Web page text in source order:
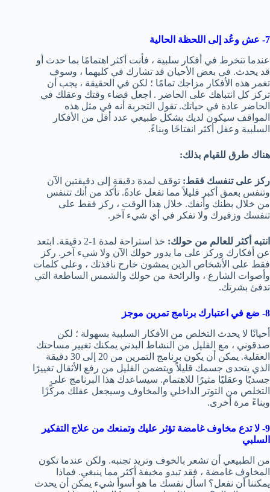
7- عش وعُد إلى اللحظة الحالية
عندما تنخرط في أفكار سلبية ، فأنت أكثر اهتمامًا بما حدث أو
قد يحدث. في بعض الأحيان قد تشارك في كليهما ، وسوف
تغمر هذه الأفكار مزاجك تمامًا ؛ لكن في الحقيقة ، يجب أن
تركز كل انتباهك على الحاضر . اجعل قضاء وقتك وعقلك في
الحاضر عادة في حياتك. تقول التجربة أنه في مثل هذه
المواقف سيكون لديك بشكل طبيعي عدد أقل من الأفكار
السلبية وعقل أكثر انفتاحًا وبناءً.
هناك طرق للقيام بذلك:
ركز على تنفسك فقط: توقف لمدة دقيقة إلى دقيقتين الآن
وتنفس بعمق أكبر قليلاً مما تفعل عادةً. تأكد من أنك تتنفس
من خلال بطنك وأنفك. خلال هذا الوقت ، ركز فقط على
تنفسك وزفيرك ولا تفكر في أي شيء آخر.
انتبه أكثر للعالم من حولك:
خذ استراحة لمدة 1-2 دقيقة. ابتعد
عن أفكارك وركز على ما يدور حولك الآن ولا شيء آخر. ركز
فقط على الأشخاص الذين يمشون خارج نافذتك ، وعلى كلمات
وأصوات الشارع ، والرائحة من حولك والشمس الساطعة التي
تدفئ بشرتك.
8- ضع في اعتبارك برنامج تمرين موجز
أحيانًا لا يحدث التخلص من الأفكار السلبية بسهولة ؛ لكن
صدقوني ، مع القليل من النشاط البدني يمكنك تغيير مساحتك
العقلية. يمكن أن يكون برنامج التمرين من 20 إلى 30 دقيقة
الذي يتحدى جسمك قليلاً ويتضمن القليل من رفع الأثقال تغييرًا
جسديًا وعقليًا مثيرًا للاهتمام. سيساعدك هذا البرنامج على
التخلص من التوتر الداخلي والمخاوف وسيجعل عقلك مركّزًا
وبناءً مرة أخرى.
9- لا تدع مخاوف غامضة تؤثر عليك وتمنعك من علاج التفكير
السلبي
من الطبيعي أن تشعر بالخوف وتريد تجنبه. ولكن عندما تكون
المخاوف غامضة ، فقد تبدو مخيفة أكثر مما ينبغي. فماذا
يمكننا أن نفعل؟ اسأل نفسك ما هو أسوأ شيء يمكن أن يحدث